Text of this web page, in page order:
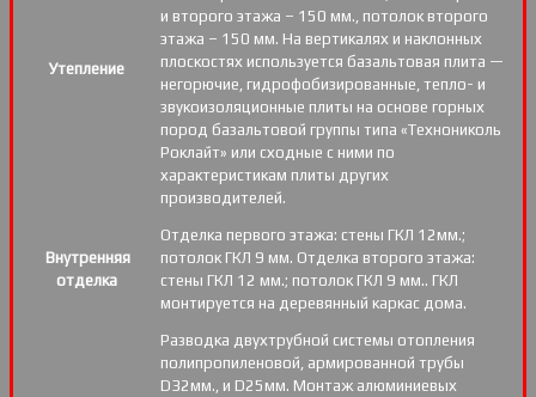
Утепление
и второго этажа – 150 мм., потолок второго
этажа – 150 мм. На вертикалях и наклонных
плоскостях используется базальтовая плита —
негорючие, гидрофобизированные, тепло- и
звукоизоляционные плиты на основе горных
пород базальтовой группы типа «Технониколь
Роклайт» или сходные с ними по
характеристикам плиты других
производителей.
Внутренняя
отделка
Отделка первого этажа: стены ГКЛ 12мм.;
потолок ГКЛ 9 мм. Отделка второго этажа:
стены ГКЛ 12 мм.; потолок ГКЛ 9 мм.. ГКЛ
монтируется на деревянный каркас дома.
Разводка двухтрубной системы отопления
полипропиленовой, армированной трубы
D32мм., и D25мм. Монтаж алюминиевых